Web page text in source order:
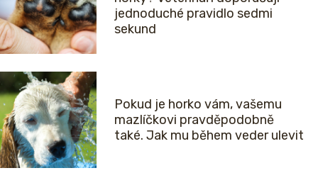
jednoduché pravidlo sedmi
sekund
Pokud je horko vám, vašemu
mazlíčkovi pravděpodobně
také. Jak mu během veder ulevit